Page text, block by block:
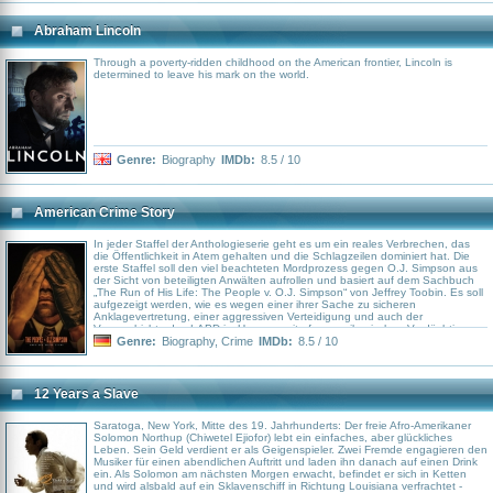
auf sich, besonders der FBI-Agent Patrick Denham (Kyle Chandler) schaut
aufmerksam hinter die Fassade von Belforts Firmengeflecht. Als die
Gesetzeshüter Jordan langsam auf die Schliche kommen, droht sein
gesamtes Kartenhaus einzustürzen.
Abraham Lincoln
Through a poverty-ridden childhood on the American frontier, Lincoln is
determined to leave his mark on the world.
Genre: Biography IMDb: 8.5 / 10
American Crime Story
In jeder Staffel der Anthologieserie geht es um ein reales Verbrechen, das
die Öffentlichkeit in Atem gehalten und die Schlagzeilen dominiert hat. Die
erste Staffel soll den viel beachteten Mordprozess gegen O.J. Simpson aus
der Sicht von beteiligten Anwälten aufrollen und basiert auf dem Sachbuch
„The Run of His Life: The People v. O.J. Simpson“ von Jeffrey Toobin. Es soll
aufgezeigt werden, wie es wegen einer ihrer Sache zu sicheren
Anklagevertretung, einer aggressiven Verteidigung und auch der
Vorgeschichte des LAPD im Umgang mit afro-amerikanischen Verdächtigen
dazu kam, dass die Juroren schließlich „berechtigte Zweifel“ an Simpsons
Genre: Biography, Crime IMDb: 8.5 / 10
12 Years a Slave
Saratoga, New York, Mitte des 19. Jahrhunderts: Der freie Afro-Amerikaner
Solomon Northup (Chiwetel Ejiofor) lebt ein einfaches, aber glückliches
Leben. Sein Geld verdient er als Geigenspieler. Zwei Fremde engagieren den
Musiker für einen abendlichen Auftritt und laden ihn danach auf einen Drink
ein. Als Solomon am nächsten Morgen erwacht, befindet er sich in Ketten
und wird alsbald auf ein Sklavenschiff in Richtung Louisiana verfrachtet -